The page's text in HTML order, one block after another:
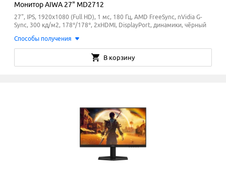
Монитор AIWA 27" MD2712
27", IPS, 1920x1080 (Full HD), 1 мс, 180 Гц, AMD FreeSync, nVidia G-
Sync, 300 кд/м2, 178°/178°, 2xHDMI, DisplayPort, динамики, чёрный
Способы получения
В корзину